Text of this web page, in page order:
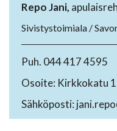
Repo Jani,
Sivistystoimiala /
Puh. 044 417 4595
Osoite: Kirkkokatu
Sähköposti: